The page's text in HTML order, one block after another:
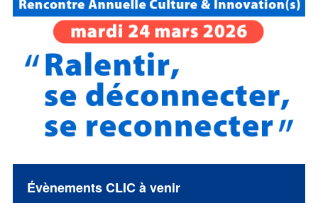
Évènements CLIC à venir